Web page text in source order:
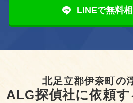
LINEで無料
北足立郡伊奈町の
ALG探偵社に依頼す